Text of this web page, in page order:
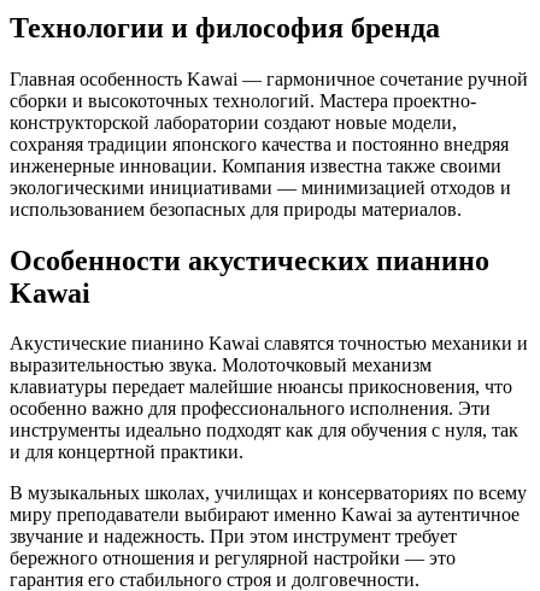
Технологии и философия бренда
Главная особенность Kawai — гармоничное сочетание ручной
сборки и высокоточных технологий. Мастера проектно-
конструкторской лаборатории создают новые модели,
сохраняя традиции японского качества и постоянно внедряя
инженерные инновации. Компания известна также своими
экологическими инициативами — минимизацией отходов и
использованием безопасных для природы материалов.
Особенности акустических пианино
Kawai
Акустические пианино Kawai славятся точностью механики и
выразительностью звука. Молоточковый механизм
клавиатуры передает малейшие нюансы прикосновения, что
особенно важно для профессионального исполнения. Эти
инструменты идеально подходят как для обучения с нуля, так
и для концертной практики.
В музыкальных школах, училищах и консерваториях по всему
миру преподаватели выбирают именно Kawai за аутентичное
звучание и надежность. При этом инструмент требует
бережного отношения и регулярной настройки — это
гарантия его стабильного строя и долговечности.